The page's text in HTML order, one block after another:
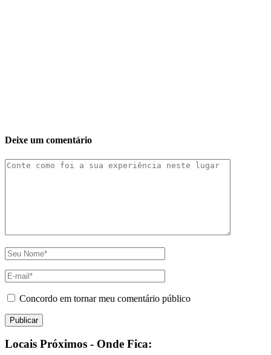
Deixe um comentário
Concordo em tornar meu comentário público
Locais Próximos - Onde Fica: